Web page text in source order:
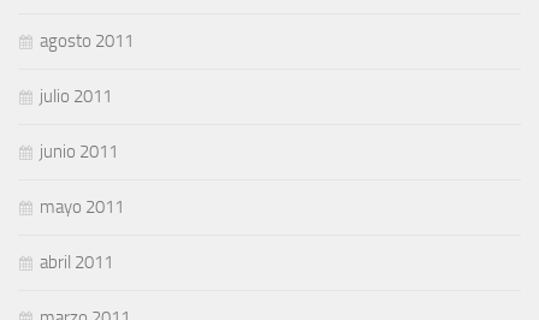
agosto 2011
julio 2011
junio 2011
mayo 2011
abril 2011